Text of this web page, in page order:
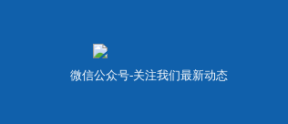
微信公众号-关注我们最新动态